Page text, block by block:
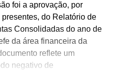
foi a aprovação, por
do Relatório de
Consolidadas do ano de
da área financeira da
reflete um
negativo de